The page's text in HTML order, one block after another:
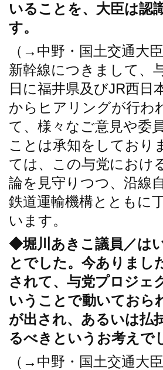
いることを、大臣は認
す。
（→中野・国土交通大
新幹線につきまして、
日に福井県及びJR西日
からヒアリングが行わ
て、様々なご意見や委
ことは承知をしており
ては、この与党におけ
論を見守りつつ、沿線
鉄道運輸機構とともに
います。
◆堀川あきこ議員／は
とでした。今ありまし
されて、与党プロジェ
いうことで動いておら
が出され、あるいは払
るべきというお考えで
（→中野・国土交通大